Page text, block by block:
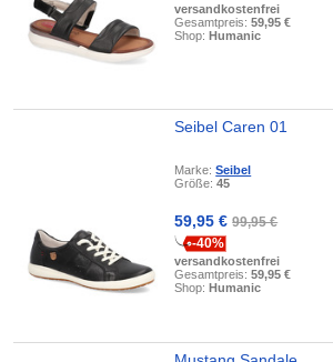
versandkostenfrei
Gesamtpreis:59,95 €
Shop:Humanic
Seibel Caren 01
Marke:Seibel
Größe:45
59,95 €99,95 €
-40%
versandkostenfrei
Gesamtpreis:59,95 €
Shop:Humanic